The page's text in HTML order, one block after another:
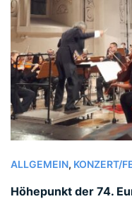
ALLGEMEIN, KONZERT/
Höhepunkt der 74.